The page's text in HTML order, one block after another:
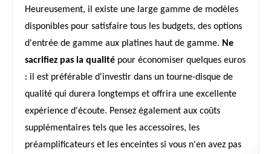
Heureusement, il existe une large gamme de modèles
disponibles pour satisfaire tous les budgets, des options
d'entrée de gamme aux platines haut de gamme. Ne
sacrifiez pas la qualité pour économiser quelques euros
: il est préférable d'investir dans un tourne-disque de
qualité qui durera longtemps et offrira une excellente
expérience d'écoute. Pensez également aux coûts
supplémentaires tels que les accessoires, les
préamplificateurs et les enceintes si vous n'en avez pas